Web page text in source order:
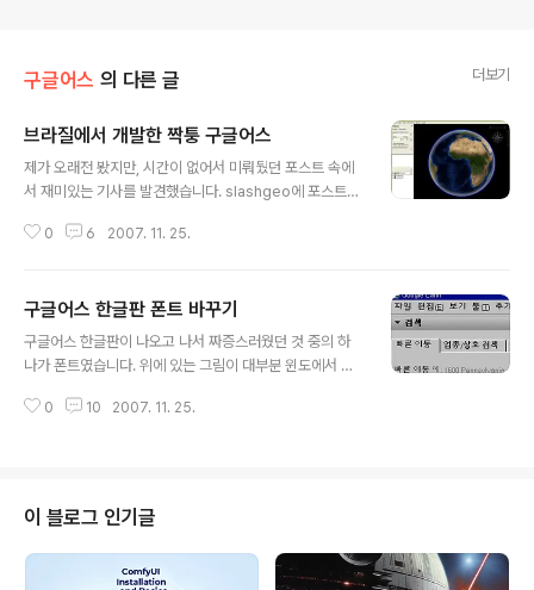
구글어스 의 다른 글 더보기
브라질에서 개발한 짝퉁 구글어스
제가 오래전 봤지만, 시간이 없어서 미뤄뒀던 포스트 속에
서 재미있는 기사를 발견했습니다. slashgeo에 포스트된
코드를 이용하여, 브라질에서 Geoportal 3D라는 가상
600여개의 도시에는 정사사진이 포함되어 있다는 내용도
있고요. 아무 생각없이 링크를 따라가, Earth Is Squre 라
는 블로그를 보자 깜짝 놀랬습니다. 아래 그림을 발견했기
하지 않습니까? 브라질의 Geoportal이라는 사이트에 들
0 6 2007. 11. 25.
구글어스 한글판 폰트 바꾸기
구글어스 한글판이 나오고 나서 짜증스러웠던 것 중의 하
나가 폰트였습니다. 위에 있는 그림이 대부분 윈도에서 실
은 모니터니 다행이지 해상도를 낮추면 정말 정말 짜증스
면 "구글어스는 폰트폴더에서 한글폰트를 이름순으로 정렬
한 후 첫번째 한글폰트를 사용하는 것 같"다고 하시네요.
그러니까, 윈도가 설치된 폴더 밑에 있는 fonts 폴더(예:
c:\windows\fonts)속에 들어가서 원하는 폰트의 이름을
0 10 2007. 11. 25.
이 블로그 인기글